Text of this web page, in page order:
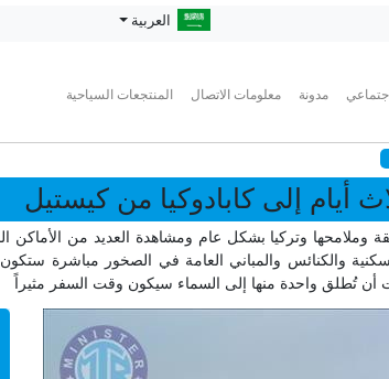
مدونة معلومات الاتصال المنتجعات السياحية
العربية
أيام إلى كابادوكيا من كيستيل
وتركيا بشكل عام ومشاهدة العديد من الأماكن
والكنائس والمباني العامة في الصخور مباشرة
أن تُطلق واحدة منها إلى السماء سيكون وقت السفر مثيراً